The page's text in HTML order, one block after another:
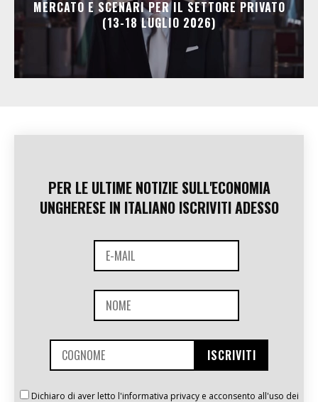
MERCATO E SCENARI PER IL SETTORE PRIVATO
(13-18 LUGLIO 2026)
PER LE ULTIME NOTIZIE SULL'ECONOMIA
UNGHERESE IN ITALIANO ISCRIVITI ADESSO
Dichiaro di aver letto l'informativa privacy e acconsento all'uso dei